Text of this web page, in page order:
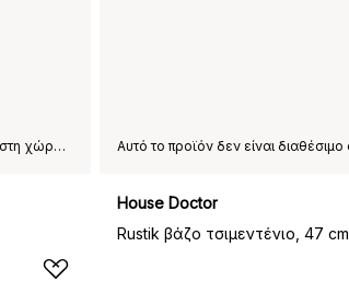
Αυτό το προϊόν δεν είναι διαθέσιμο στη χώρα παράδοσης που έχετε επιλέξει.
House Doctor
Rustik βάζο τσιμεντένιο, 47 cm